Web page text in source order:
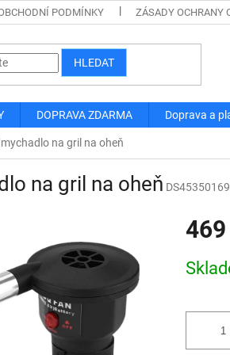
PODMÍNKY ZÁSADY OCHRANY
HLEDAT
DOPRAVA ZDARMA Doprava a
na gril na oheň
na gril na oheň DS45350169
cena: